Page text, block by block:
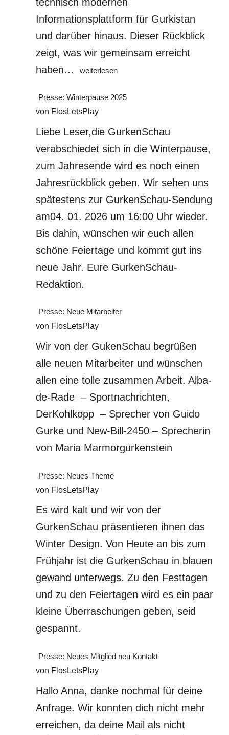
Informationsplattform für Gurkistan
und darüber hinaus. Dieser Rückblick
zeigt, was wir gemeinsam erreicht
haben…
Jahresrückblick
Das
dem
alles
🥒
weiterlesen
Presse: Winterpause 2025
von FlosLetsPlay
Liebe Leser,die GurkenSchau
verabschiedet sich in die Winterpause,
zum Jahresende wird es noch einen
Jahresrückblick geben. Wir sehen uns
spätestens zur GurkenSchau-Sendung
am04. 01. 2026 um 16:00 Uhr wieder.
Bis dahin, wünschen wir euch allen
schöne Feiertage und kommt gut ins
neue Jahr. Eure GurkenSchau-
Redaktion.
Presse: Neue Mitarbeiter
von FlosLetsPlay
Wir von der GukenSchau begrüßen
alle neuen Mitarbeiter und wünschen
allen eine tolle zusammen Arbeit. Alba-
de-Rade – Sportnachrichten,
DerKohlkopp – Sprecher von Guido
Gurke und New-Bill-2450 – Sprecherin
von Maria Marmorgurkenstein
Presse: Neues Theme
von FlosLetsPlay
Es wird kalt und wir von der
GurkenSchau präsentieren ihnen das
Winter Design. Von Heute an bis zum
Frühjahr ist die GurkenSchau in blauen
gewand unterwegs. Zu den Festtagen
und zu den Feiertagen wird es ein paar
kleine Überraschungen geben, seid
gespannt.
Presse: Neues Mitglied neu Kontakt
von FlosLetsPlay
Hallo Anna, danke nochmal für deine
Anfrage. Wir konnten dich nicht mehr
erreichen, da deine Mail als nicht